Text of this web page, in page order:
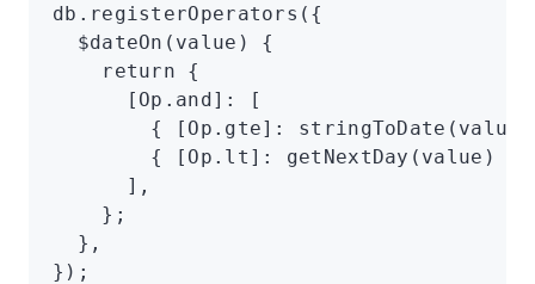
db .registerOperators ({
  $dateOn
(value) {
    return
{
      [
Op .and] :
[
        { [
Op .gte] : stringToDate
        { [
Op .lt] : getNextDay (value) }
      ]
,
    };
  }
,
});